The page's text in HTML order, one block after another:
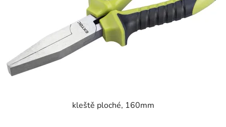
k
kleště ploché, 160mm